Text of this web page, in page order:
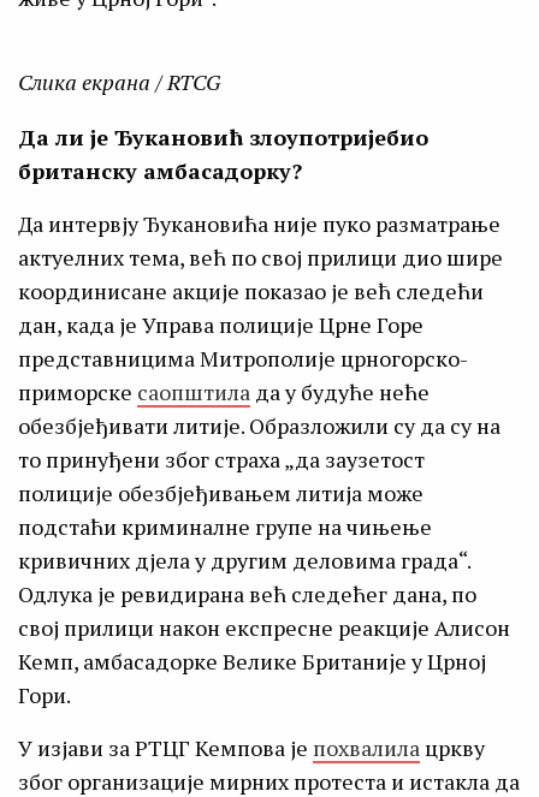
Слика екрана / RTCG
Да ли је Ђукановић злоупотријебио
британску амбасадорку?
Да интервју Ђукановића није пуко разматрање
актуелних тема, већ по свој прилици дио шире
координисане акције показао је већ следећи
дан, када је Управа полиције Црне Горе
представницима Митрополије црногорско-
приморске саопштила да у будуће неће
обезбјеђивати литије. Образложили су да су на
то принуђени због страха „да заузетост
полиције обезбјеђивањем литија може
подстаћи криминалне групе на чињење
кривичних дјела у другим деловима града“.
Одлука је ревидирана већ следећег дана, по
свој прилици након експресне реакције Алисон
Кемп, амбасадорке Велике Британиje у Црној
Гори.
У изјави за РТЦГ Кемпова је похвалилацркву
због организације мирних протеста и истакла да